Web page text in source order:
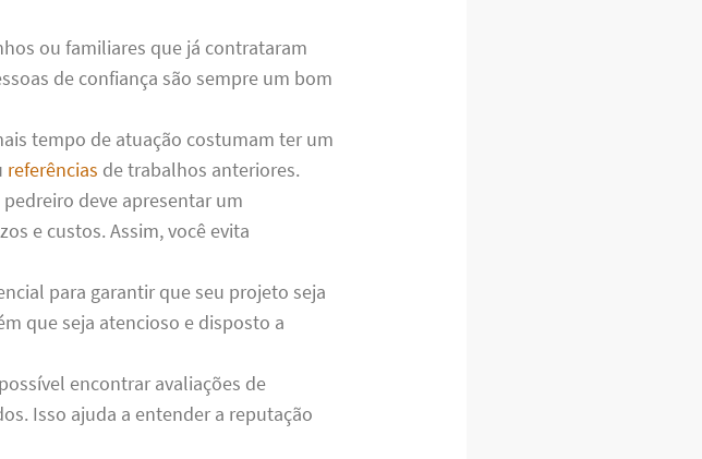
ou familiares que já contrataram
de confiança são sempre um bom
tempo de atuação costumam ter um
referências de trabalhos anteriores.
deve apresentar um
e custos. Assim, você evita
para garantir que seu projeto seja
que seja atencioso e disposto a
encontrar avaliações de
Isso ajuda a entender a reputação